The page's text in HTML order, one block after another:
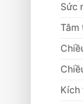
Sức
Tâm
Kích